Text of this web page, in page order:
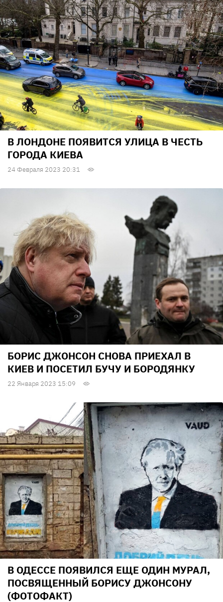
В ЛОНДОНЕ ПОЯВИТСЯ УЛИЦА В ЧЕСТЬ
ГОРОДА КИЕВА
24 Февраля 2023 20:31
БОРИС ДЖОНСОН СНОВА ПРИЕХАЛ В
КИЕВ И ПОСЕТИЛ БУЧУ И БОРОДЯНКУ
22 Января 2023 15:09
В ОДЕССЕ ПОЯВИЛСЯ ЕЩЕ ОДИН МУРАЛ,
ПОСВЯЩЕННЫЙ БОРИСУ ДЖОНСОНУ
(ФОТОФАКТ)